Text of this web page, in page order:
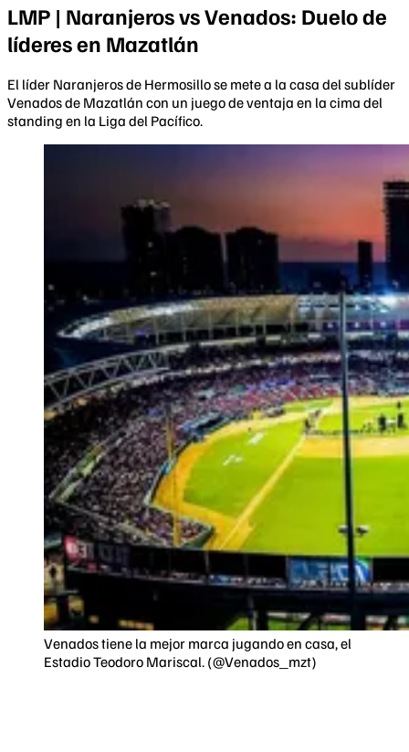
LMP | Naranjeros vs Venados: Duelo de
líderes en Mazatlán
El líder Naranjeros de Hermosillo se mete a la casa del sublíder
Venados de Mazatlán con un juego de ventaja en la cima del
standing en la Liga del Pacífico.
Venados tiene la mejor marca jugando en casa, el
Estadio Teodoro Mariscal. (@Venados_mzt)